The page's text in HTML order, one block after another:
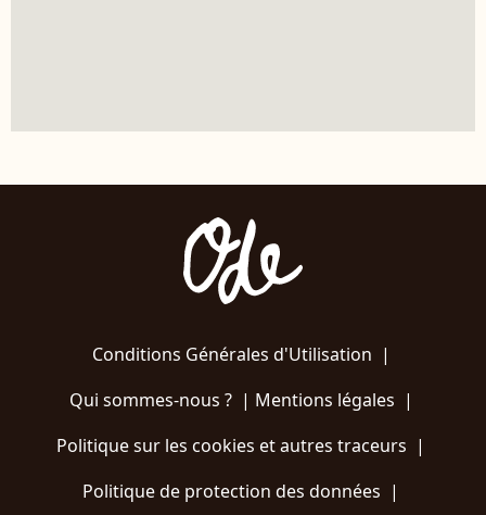
Conditions Générales d'Utilisation |
Qui sommes-nous ?| Mentions légales |
Politique sur les cookies et autres traceurs |
Politique de protection des données |